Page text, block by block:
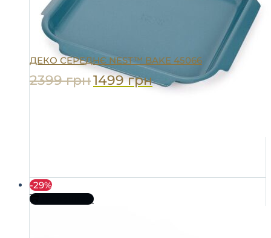
ДЕКО СЕРЕДНЄ NEST™ BAKE 45066
2399грн1499грн
-29%
До кошика